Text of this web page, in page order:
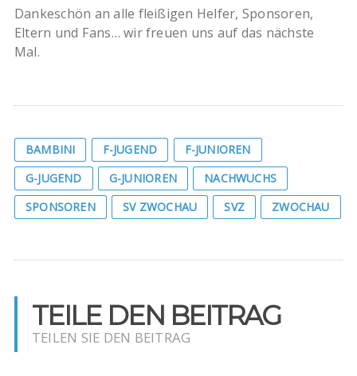
Dankeschön an alle fleißigen Helfer, Sponsoren,
Eltern und Fans… wir freuen uns auf das nächste
Mal.
BAMBINI F-JUGEND
F-JUNIOREN
G-JUGEND
G-JUNIOREN
NACHWUCHS
SPONSOREN
SV ZWOCHAU SVZ ZWOCHAU
TEILE DEN BEITRAG
TEILEN SIE DEN BEITRAG